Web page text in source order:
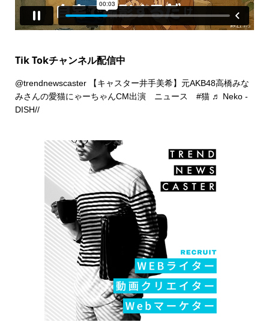
Tik Tokチャンネル配信中
@trendnewscaster【キャスター井手美希】元AKB48高橋みな
みさんの愛猫にゃーちゃんCM出演 ニュース #猫 ♬ Neko -
DISH//